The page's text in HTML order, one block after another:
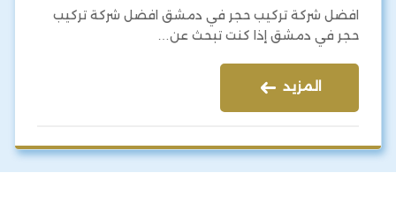
افضل شركة تركيب حجر في دمشق افضل شركة تركيب
حجر في دمشق إذا كنت تبحث عن…
المزيد